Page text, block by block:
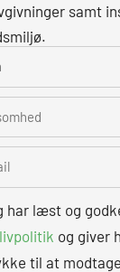
samt
har læst og
og giver
til at